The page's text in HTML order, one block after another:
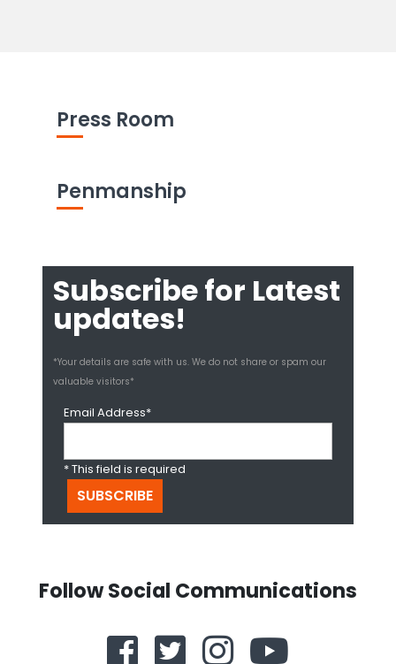
Press Room
Penmanship
Subscribe for Latest
updates!
*Your details are safe with us. We do not share or spam our
valuable visitors*
Email Address*
* This field is required
Follow Social Communications